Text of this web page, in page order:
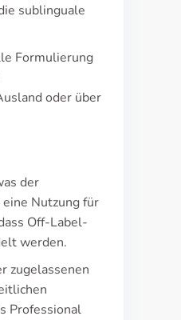
sublinguale
Formulierung
oder über
der
Nutzung für
Off-Label-
werden.
zugelassenen
Professional